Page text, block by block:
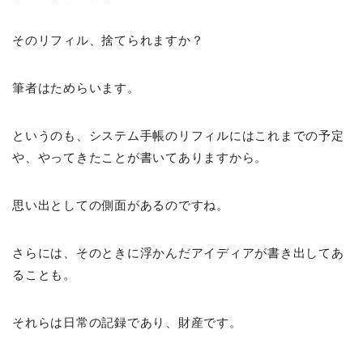
そのリフィル、捨てられますか？
筆者はためらいます。
というのも、システム手帳のリフィルにはこれまでの予定
や、やってきたことが書いてありますから。
思い出としての側面があるのですね。
さらには、そのときに浮かんだアイディアが書き出してあ
ることも。
それらは日常の記録であり、財産です。